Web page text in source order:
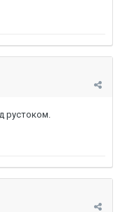
рустоком.